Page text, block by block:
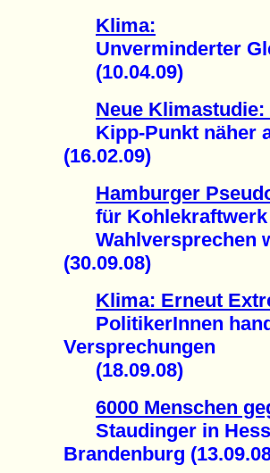
Klima:
Unverminderter
(10.04.09)
Neue
Kipp-Punkt näher
(16.02.09)
Hamburger
für Kohlekraftwerk
Wahlversprechen
(30.09.08)
Klima: Erneut
PolitikerInnen
Versprechungen
(18.09.08)
6000 Menschen
Staudinger in
Brandenburg